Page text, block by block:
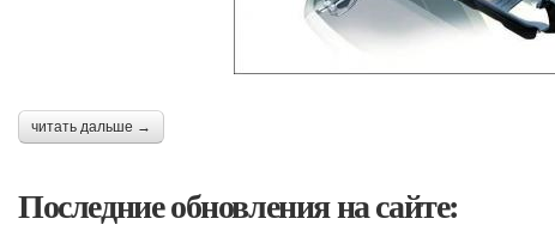
читать дальше →
Последние обновления на сайте: